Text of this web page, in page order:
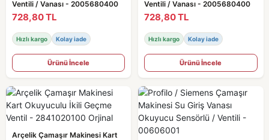
Ventili / Vanası - 2005680400
728,80 TL
Hızlı kargo Kolay iade
Ürünü İncele
Ventili / Vanası - 2005680400
728,80 TL
Hızlı kargo Kolay iade
Ürünü İncele
Arçelik Çamaşır Makinesi Kart